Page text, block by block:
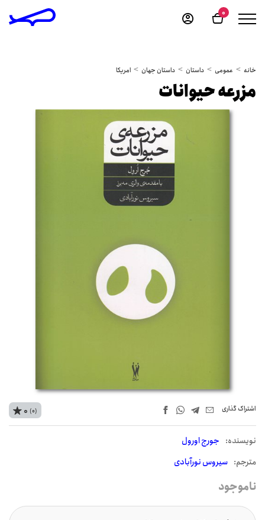
0
خانه عمومی داستان داستان جهان امریکا
مزرعه حیوانات
اشتراک‌ گذاری
نويسنده: جورج اورول
مترجم: سیروس نورآبادی
0 (0)
ناموجود